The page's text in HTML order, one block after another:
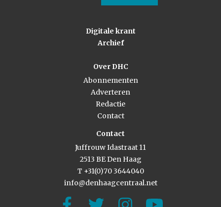
Digitale krant
Archief
Over DHC
Abonnementen
Adverteren
Redactie
Contact
Contact
Juffrouw Idastraat 11
2513 BE Den Haag
T +31(0)70 3644040
info@denhaagcentraal.net